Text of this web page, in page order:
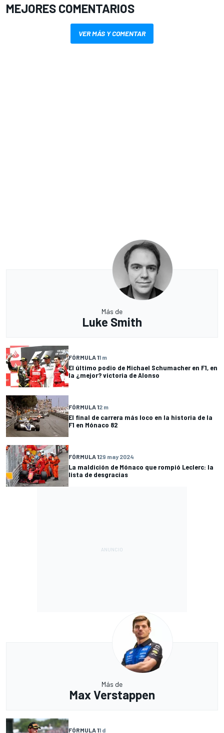
MEJORES COMENTARIOS
VER MÁS Y COMENTAR
Más de
Luke Smith
FÓRMULA 11 m
El último podio de Michael Schumacher en F1, en
la ¿mejor? victoria de Alonso
FÓRMULA 12 m
El final de carrera más loco en la historia de la
F1 en Mónaco 82
FÓRMULA 129 may 2024
La maldición de Mónaco que rompió Leclerc: la
lista de desgracias
Más de
Max Verstappen
FÓRMULA 11 d